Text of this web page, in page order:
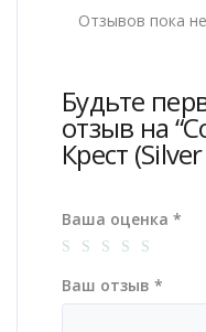
Отзывов пока
Будьте
отзыв на
Крест
Ваша оценка *
Ваш отзыв *